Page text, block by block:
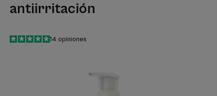
antiirritación
5
/5
14 opiniones